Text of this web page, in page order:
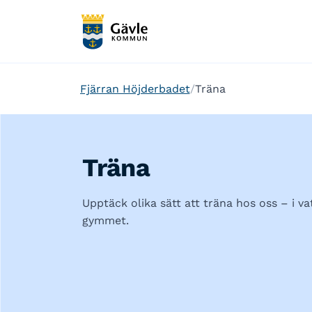
Fjärran Höjderbadet Träna
Träna
Upptäck olika sätt att träna hos oss – i
gymmet.